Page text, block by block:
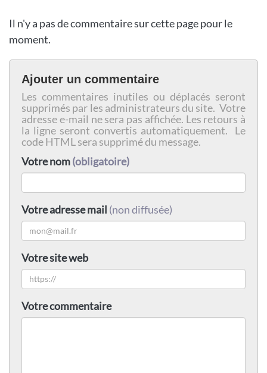
Il n'y a pas de commentaire sur cette page pour le
moment.
Ajouter un commentaire
Les commentaires inutiles ou déplacés seront
supprimés par les administrateurs du site. Votre
adresse e-mail ne sera pas affichée. Les retours à
la ligne seront convertis automatiquement. Le
code HTML sera supprimé du message.
Votre nom(obligatoire)
Votre adresse mail (non diffusée)
Votre site web
Votre commentaire